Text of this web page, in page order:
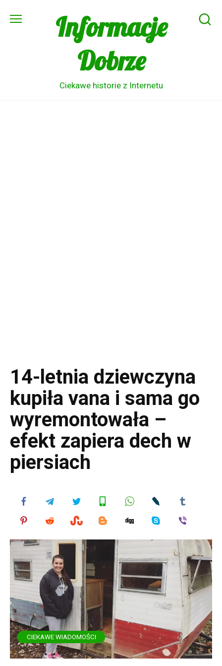
Informacje
Dobrze
Ciekawe historie z Internetu
14-letnia dziewczyna
kupiła vana i sama go
wyremontowała –
efekt zapiera dech w
piersiach
CIEKAWE WIADOMOŚCI